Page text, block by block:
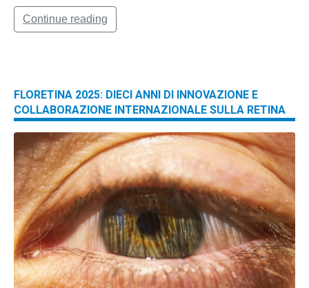
Continue reading
FLORETINA 2025: DIECI ANNI DI INNOVAZIONE E
COLLABORAZIONE INTERNAZIONALE SULLA RETINA